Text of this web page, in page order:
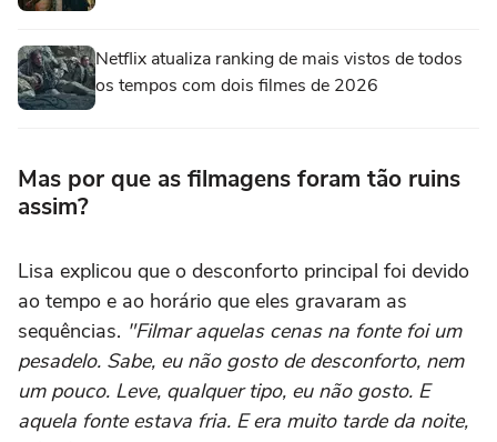
Netflix atualiza ranking de mais vistos de todos
os tempos com dois filmes de 2026
Mas por que as filmagens foram tão ruins
assim?
Lisa explicou que o desconforto principal foi devido
ao tempo e ao horário que eles gravaram as
sequências. "Filmar aquelas cenas na fonte foi um
pesadelo. Sabe, eu não gosto de desconforto, nem
um pouco. Leve, qualquer tipo, eu não gosto. E
aquela fonte estava fria. E era muito tarde da noite,